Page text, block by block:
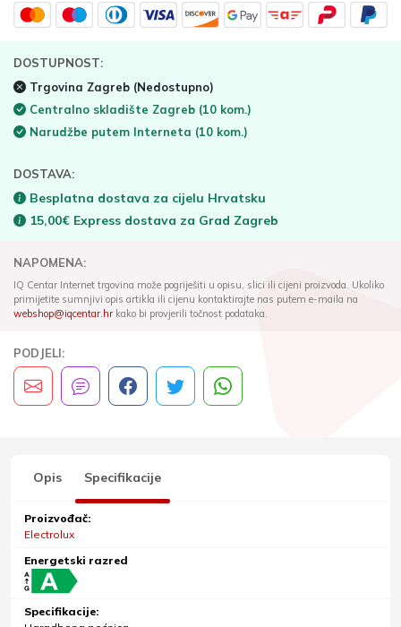
DOSTUPNOST:
Trgovina Zagreb (Nedostupno)
Centralno skladište Zagreb (10 kom.)
Narudžbe putem Interneta (10 kom.)
DOSTAVA:
Besplatna dostava za cijelu Hrvatsku
15,00€ Express dostava za Grad Zagreb
NAPOMENA:
IQ Centar Internet trgovina može pogriješiti u opisu, slici ili cijeni proizvoda. Ukoliko
primijetite sumnjivi opis artikla ili cijenu kontaktirajte nas putem e-maila na
webshop@iqcentar.hrkako bi provjerili točnost podataka.
PODJELI:
Opis Specifikacije
Proizvođač:
Electrolux
Energetski razred
Specifikacije: